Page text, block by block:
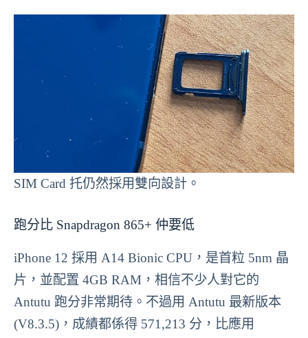
SIM Card 托仍然採用雙向設計。
跑分比 Snapdragon 865+ 仲要低
iPhone 12 採用 A14 Bionic CPU，是首粒 5nm 晶
片，並配置 4GB RAM，相信不少人對它的
Antutu 跑分非常期待。不過用 Antutu 最新版本
(V8.3.5)，成績都係得 571,213 分，比應用